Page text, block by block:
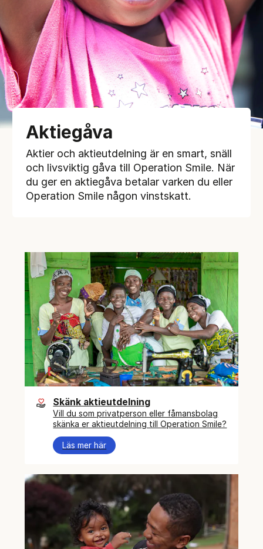
Aktiegåva
Aktier och aktieutdelning är en smart, snäll
och livsviktig gåva till Operation Smile. När
du ger en aktiegåva betalar varken du eller
Operation Smile någon vinstskatt.
Skänk aktieutdelning
Vill du som privatperson eller fåmansbolag
skänka er aktieutdelning till Operation Smile?
Läs mer här